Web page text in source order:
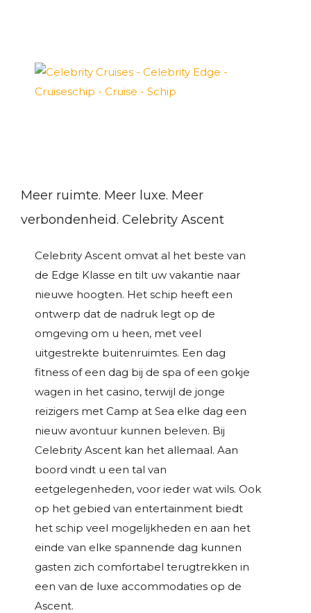
Meer ruimte. Meer luxe. Meer
verbondenheid. Celebrity Ascent
Celebrity Ascent omvat al het beste van
de Edge Klasse en tilt uw vakantie naar
nieuwe hoogten. Het schip heeft een
ontwerp dat de nadruk legt op de
omgeving om u heen, met veel
uitgestrekte buitenruimtes. Een dag
fitness of een dag bij de spa of een gokje
wagen in het casino, terwijl de jonge
reizigers met Camp at Sea elke dag een
nieuw avontuur kunnen beleven. Bij
Celebrity Ascent kan het allemaal. Aan
boord vindt u een tal van
eetgelegenheden, voor ieder wat wils. Ook
op het gebied van entertainment biedt
het schip veel mogelijkheden en aan het
einde van elke spannende dag kunnen
gasten zich comfortabel terugtrekken in
een van de luxe accommodaties op de
Ascent.